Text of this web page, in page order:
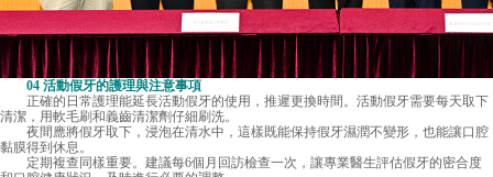
04 活動假牙的護理與注意事項
正確的日常護理能延長活動假牙的使用，推遲更換時間。活動假牙需要每天取下
清潔，用軟毛刷和義齒清潔劑仔細刷洗。
夜間應將假牙取下，浸泡在清水中，這樣既能保持假牙濕潤不變形，也能讓口腔
黏膜得到休息。
定期複查同樣重要。建議每6個月回訪檢查一次，讓專業醫生評估假牙的密合度